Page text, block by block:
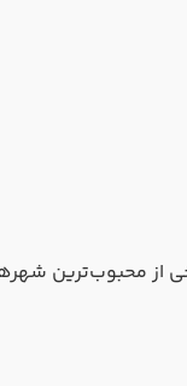
از محبوب‌ترین